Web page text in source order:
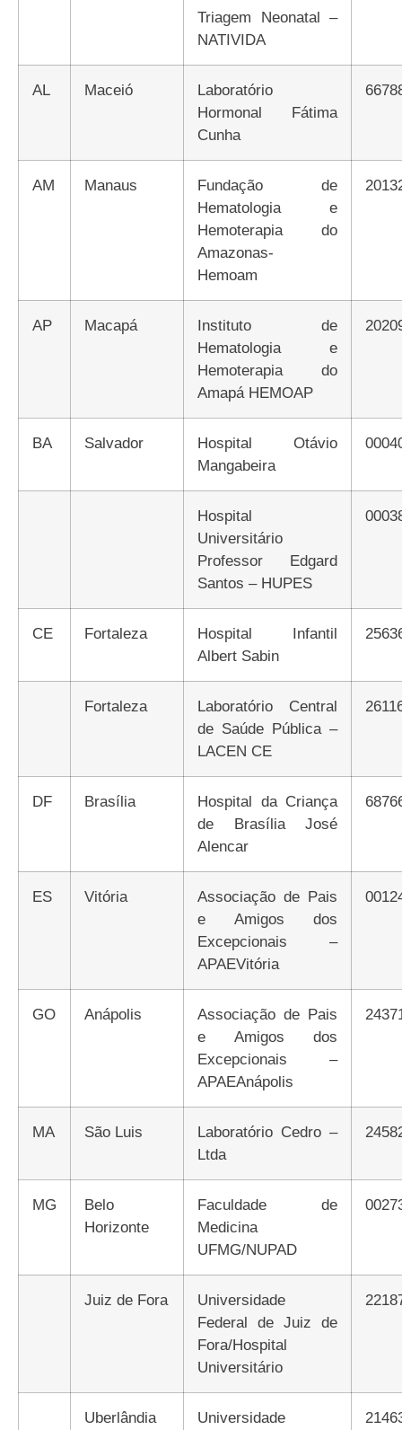
Triagem Neonatal –
NATIVIDA
AL Maceió
Laboratório
Hormonal Fátima
Cunha
AM Manaus
Fundação de
Hematologia e
Hemoterapia do
Amazonas-
Hemoam
AP Macapá
Instituto de
Hematologia e
Hemoterapia do
Amapá HEMOAP
BA Salvador
Hospital Otávio
Mangabeira
Hospital
Universitário
Professor Edgard
Santos – HUPES
CE Fortaleza
Hospital Infantil
Albert Sabin
Fortaleza
Laboratório Central
de Saúde Pública –
LACEN CE
DF Brasília
Hospital da Criança
de Brasília José
Alencar
ES Vitória
Associação de Pais
e Amigos dos
Excepcionais –
APAEVitória
GO Anápolis
Associação de Pais
e Amigos dos
Excepcionais –
APAEAnápolis
MA São Luis
Laboratório Cedro –
Ltda
MG
Belo
Horizonte
Faculdade de
Medicina
UFMG/NUPAD
Juiz de Fora
Universidade
Federal de Juiz de
Fora/Hospital
Universitário
Uberlândia
Universidade